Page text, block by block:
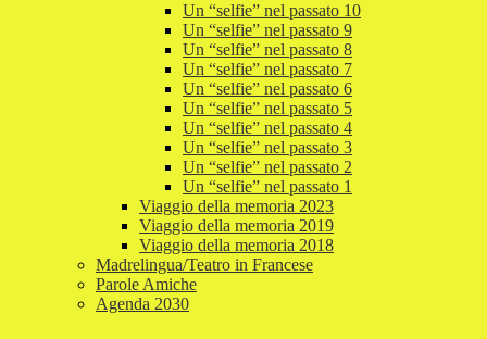
Un “selfie” nel passato 10
Un “selfie” nel passato 9
Un “selfie” nel passato 8
Un “selfie” nel passato 7
Un “selfie” nel passato 6
Un “selfie” nel passato 5
Un “selfie” nel passato 4
Un “selfie” nel passato 3
Un “selfie” nel passato 2
Un “selfie” nel passato 1
Viaggio della memoria 2023
Viaggio della memoria 2019
Viaggio della memoria 2018
Madrelingua/Teatro in Francese
Parole Amiche
Agenda 2030